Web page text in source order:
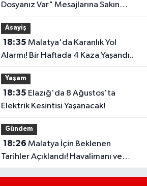
Dosyanız Var" Mesajlarına Sakın
Kanmayın
Asayiş
18:35
Alarmı! Bir Haftada 4 Kaza Yaşandı..
Yaşam
18:35
Elektrik Kesintisi Yaşanacak!
Gündem
18:26
Tarihler Açıklandı! Havalimanı ve
Çevre Yolu Açılıyor..